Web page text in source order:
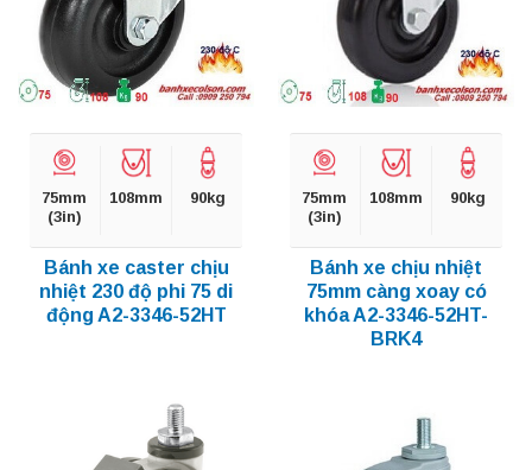
75mm
(3in)
108mm 90kg
Bánh xe caster chịu
nhiệt 230 độ phi 75 di
động A2-3346-52HT
75mm
(3in)
108mm 90kg
Bánh xe chịu nhiệt
75mm càng xoay có
khóa A2-3346-52HT-
BRK4